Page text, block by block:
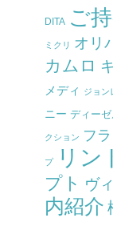
DITA ご
ミクリ オリ
カムロ
メディ
ジョン
ニー ディー
クション フ
プ リン
プト ヴ
内紹介